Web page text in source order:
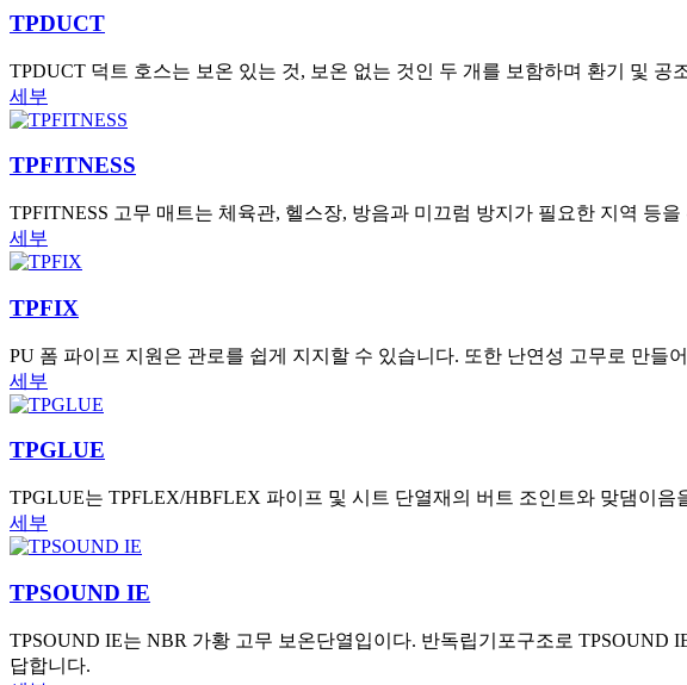
TPDUCT
TPDUCT 덕트 호스는 보온 있는 것, 보온 없는 것인 두 개를 보함하며 환기 및 공
세부
TPFITNESS
TPFITNESS 고무 매트는 체육관, 헬스장, 방음과 미끄럼 방지가 필요한 지역 등
세부
TPFIX
PU 폼 파이프 지원은 관로를 쉽게 지지할 수 있습니다. 또한 난연성 고무로 만
세부
TPGLUE
TPGLUE는 TPFLEX/HBFLEX 파이프 및 시트 단열재의 버트 조인트와 맞댐이
세부
TPSOUND IE
TPSOUND IE는 NBR 가황 고무 보온단열입이다. 반독립기포구조로
답합니다.